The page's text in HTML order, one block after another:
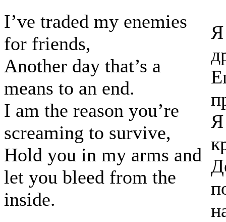
I’ve traded my enemies
for friends,
Another day that’s a
means to an end.
I am the reason you’re
screaming to survive,
Hold you in my arms and
let you bleed from the
inside.
Я
Я